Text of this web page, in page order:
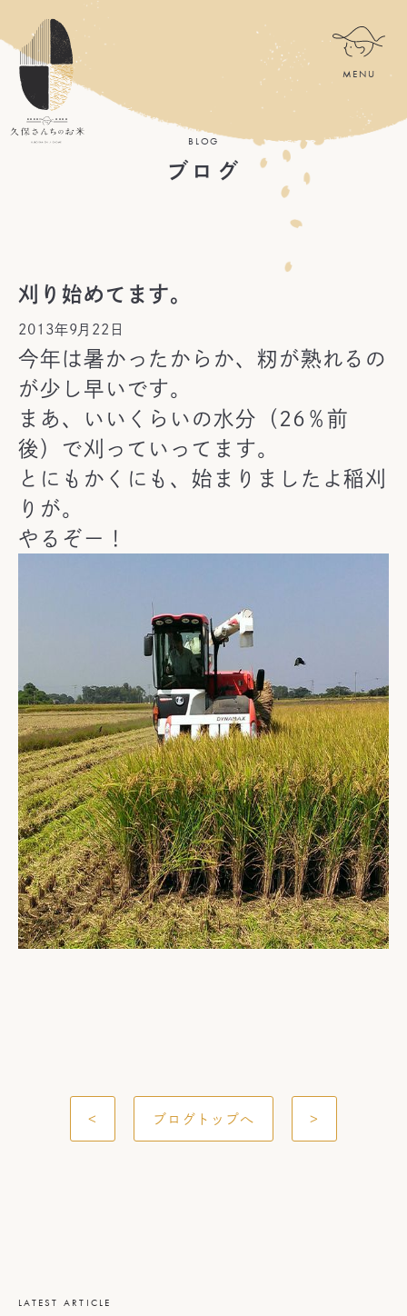
BLOG
ブログ
LATEST ARTICLE
刈り始めてます。
2013年9月22日
今年は暑かったからか、籾が熟れるの
が少し早いです。
まあ、いいくらいの水分（26％前
後）で刈っていってます。
とにもかくにも、始まりましたよ稲刈
りが。
やるぞー！
< ブログトップへ >